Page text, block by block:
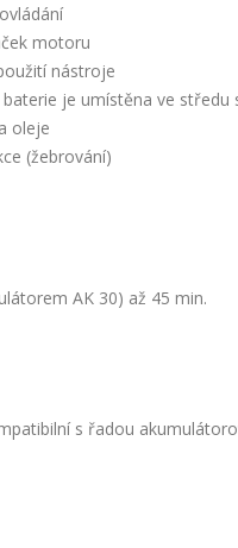
motoru
nástroje
je umístěna ve středu
oleje
(žebrování)
AK 30) až 45 min.
s řadou